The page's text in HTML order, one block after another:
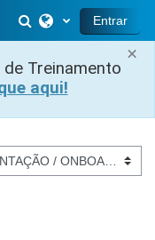
×
Treinamento
aqui!
Alternar entrada
Entrar